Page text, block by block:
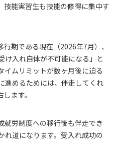
技能実習生も技能の修得に集中す
期である現在（2026年7月）、
け入れ自体が不可能になる」と
イムリミットが数ヶ月後に迫る
進めるためには、伴走してくれ
ます。
就労制度への移行後も伴走でき
れ道になります。受入れ成功の